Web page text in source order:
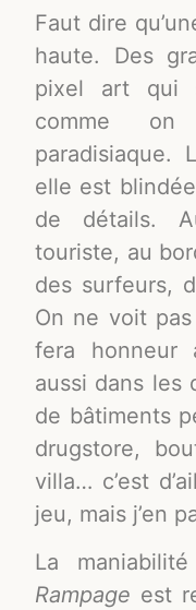
Faut dire
haute. Des
pixel art qui
comme on
elle est
de détails.
touriste, au
des surfeurs,
On ne voit pas
fera honneur
aussi dans les
de bâtiments
drugstore,
villa… c’est
jeu, mais j’en
La
Rampage est